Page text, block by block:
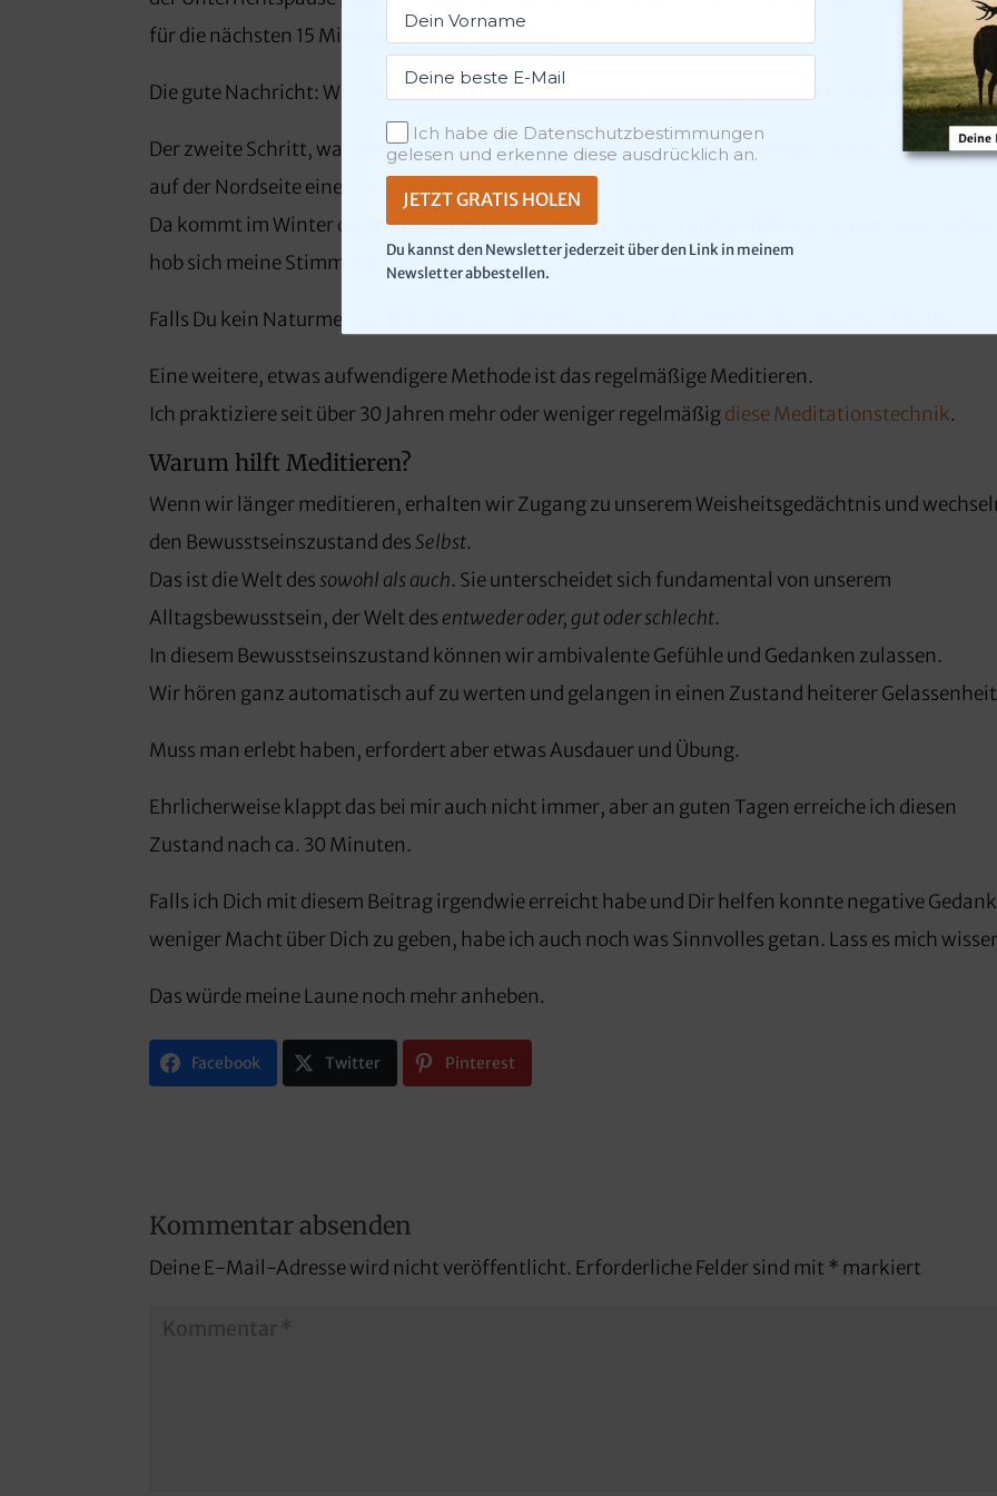
für die nächsten 15 Minuten nicht ansprechbar.
Die gute Nachricht: Wir können unsere Aufmerksamkeitssteuerung trainieren, z.B. hier.
Der zweite Schritt, war noch einfacher. Ich bin einfach vor die Tür gegangen. Meine Wohnung
auf der Nordseite eines kleinen Hügels.
Da kommt im Winter die Sonne kaum hin. Einmal den Hügel rauf und die Sonne genossen, schon
hob sich meine Stimmung spürbar.
Falls Du kein Naturmensch bist: Jede Art von angenehmer Aktivität fördert positives Denken.
Eine weitere, etwas aufwendigere Methode ist das regelmäßige Meditieren.
Ich praktiziere seit über 30 Jahren mehr oder weniger regelmäßigdiese Meditationstechnik.
Warum hilft Meditieren?
Wenn wir länger meditieren, erhalten wir Zugang zu unserem Weisheitsgedächtnis und
den Bewusstseinszustand desSelbst.
Das ist die Welt dessowohl als auch. Sie unterscheidet sich fundamental von unserem
Alltagsbewusstsein, der Welt des entweder oder, gut oder schlecht.
In diesem Bewusstseinszustand können wir ambivalente Gefühle und Gedanken zulassen.
Wir hören ganz automatisch auf zu werten und gelangen in einen Zustand heiterer
Muss man erlebt haben, erfordert aber etwas Ausdauer und Übung.
Ehrlicherweise klappt das bei mir auch nicht immer, aber an guten Tagen erreiche ich diesen
Zustand nach ca. 30 Minuten.
Falls ich Dich mit diesem Beitrag irgendwie erreicht habe und Dir helfen konnte negative
weniger Macht über Dich zu geben, habe ich auch noch was Sinnvolles getan. Lass es mich
Das würde meine Laune noch mehr anheben.
Facebook Twitter Pinterest
Kommentar absenden
Deine E-Mail-Adresse wird nicht veröffentlicht. Erforderliche Felder sind mit * markiert
Ich habe die Datenschutzbestimmungen
gelesen und erkenne diese ausdrücklich an.
JETZT GRATIS HOLEN
Du kannst den Newsletter jederzeit über den Link in meinem
Newsletter abbestellen.